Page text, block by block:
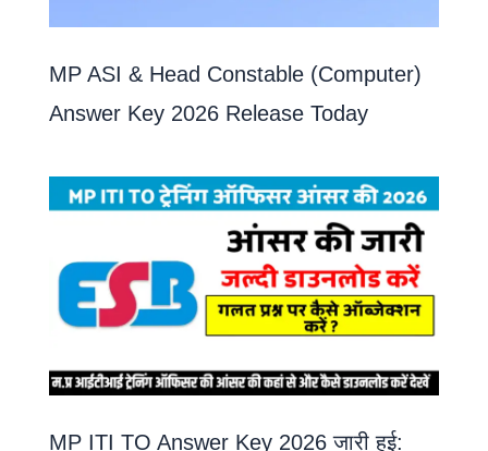
MP ASI & Head Constable (Computer)
Answer Key 2026 Release Today
MP ITI TO Answer Key 2026 जारी हुई: